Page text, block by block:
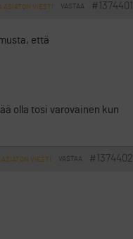
#1374401
VASTAA
ASIATON VIESTI
että
olla tosi varovainen kun
#1374402
VASTAA
ASIATON VIESTI